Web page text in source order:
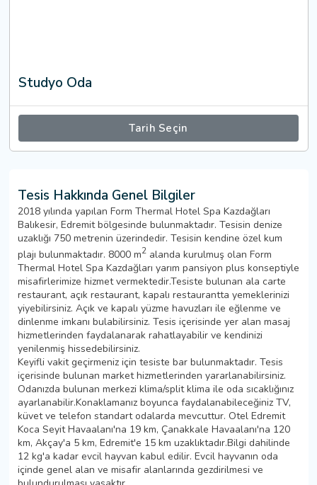
Studyo Oda
Tarih Seçin
Tesis Hakkında Genel Bilgiler
2018 yılında yapılan Form Thermal Hotel Spa Kazdağları
Balıkesir, Edremit bölgesinde bulunmaktadır. Tesisin denize
uzaklığı 750 metrenin üzerindedir. Tesisin kendine özel kum
plajı bulunmaktadır. 8000 m2 alanda kurulmuş olan Form
Thermal Hotel Spa Kazdağları yarım pansiyon plus konseptiyle
misafirlerimize hizmet vermektedir.Tesiste bulunan ala carte
restaurant, açık restaurant, kapalı restaurantta yemeklerinizi
yiyebilirsiniz. Açık ve kapalı yüzme havuzları ile eğlenme ve
dinlenme imkanı bulabilirsiniz. Tesis içerisinde yer alan masaj
hizmetlerinden faydalanarak rahatlayabilir ve kendinizi
yenilenmiş hissedebilirsiniz.
Keyifli vakit geçirmeniz için tesiste bar bulunmaktadır. Tesis
içerisinde bulunan market hizmetlerinden yararlanabilirsiniz.
Odanızda bulunan merkezi klima/split klima ile oda sıcaklığınız
ayarlanabilir.Konaklamanız boyunca faydalanabileceğiniz TV,
küvet ve telefon standart odalarda mevcuttur. Otel Edremit
Koca Seyit Havaalanı'na 19 km, Çanakkale Havaalanı'na 120
km, Akçay'a 5 km, Edremit'e 15 km uzaklıktadır.Bilgi dahilinde
12 kg'a kadar evcil hayvan kabul edilir. Evcil hayvanın oda
içinde genel alan ve misafir alanlarında gezdirilmesi ve